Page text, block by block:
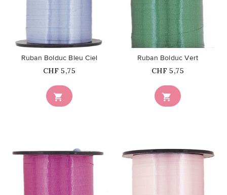

Ruban Bolduc Bleu Ciel
Prix
CHF 5,75

Ruban Bolduc Vert
Prix
CHF 5,75